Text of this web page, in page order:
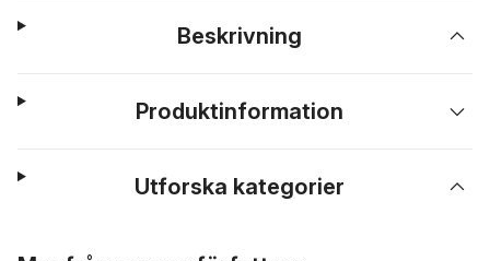
Beskrivning
Produktinformation
Utforska kategorier